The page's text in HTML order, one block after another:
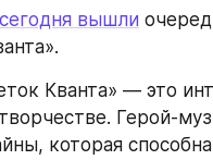
сегодня вышли
Кванта» — это
Герой-
которая